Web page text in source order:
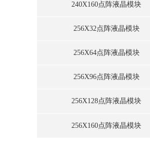
240X160点阵液晶模块
256X32点阵液晶模块
256X64点阵液晶模块
256X96点阵液晶模块
256X128点阵液晶模块
256X160点阵液晶模块